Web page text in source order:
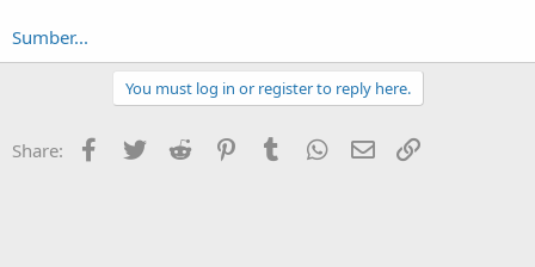
Sumber...
You must log in or register to reply here.
Share: Facebook
Twitter Reddit PinterestTumblr WhatsApp
Email